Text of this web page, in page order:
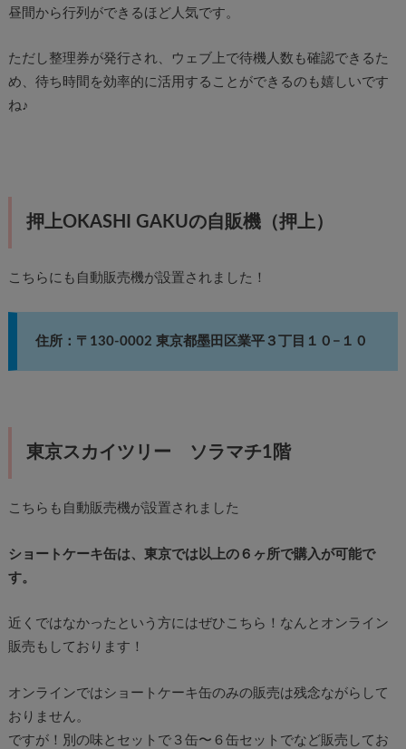
昼間から行列ができるほど人気です。
ただし整理券が発行され、ウェブ上で待機人数も確認できるた
め、待ち時間を効率的に活用することができるのも嬉しいです
ね♪
押上OKASHI GAKUの自販機（押上）
こちらにも自動販売機が設置されました！
住所：〒130-0002 東京都墨田区業平３丁目１０−１０
東京スカイツリー ソラマチ1階
こちらも自動販売機が設置されました
ショートケーキ缶は、東京では以上の６ヶ所で購入が可能で
す。
近くではなかったという方にはぜひこちら！なんとオンライン
販売もしております！
オンラインではショートケーキ缶のみの販売は残念ながらして
おりません。
ですが！別の味とセットで３缶〜６缶セットでなど販売してお